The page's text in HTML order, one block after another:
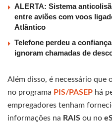
ALERTA: Sistema
entre aviões com voos
Atlântico
Telefone perdeu a
ignoram chamadas de
Além disso, é necessário
no programa PIS/PASEP há
empregadores tenham
informações na RAIS ou no